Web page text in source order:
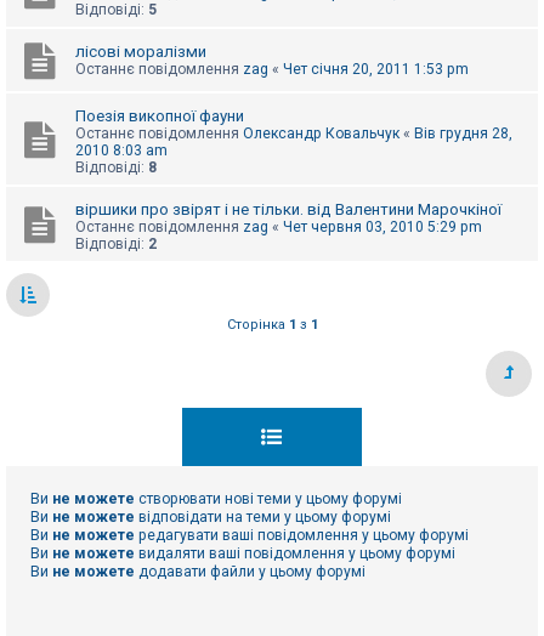
Т
м
б
в
д
в
д
й
Відповіді: 5
лісові моралізми
Останнє повідомлення zag « Чет січня 20, 2011 1:53 pm
Поезія викопної фауни
Останнє повідомлення Олександр Ковальчук « Вів грудня 28,
2010 8:03 am
Відповіді: 8
віршики про звірят і не тільки. від Валентини Марочкіної
Останнє повідомлення zag « Чет червня 03, 2010 5:29 pm
Відповіді: 2
Сторінка 1 з 1
Ви не можете створювати нові теми у цьому форумі
Ви не можете відповідати на теми у цьому форумі
Ви не можете редагувати ваші повідомлення у цьому форумі
Ви не можете видаляти ваші повідомлення у цьому форумі
Ви не можете додавати файли у цьому форумі